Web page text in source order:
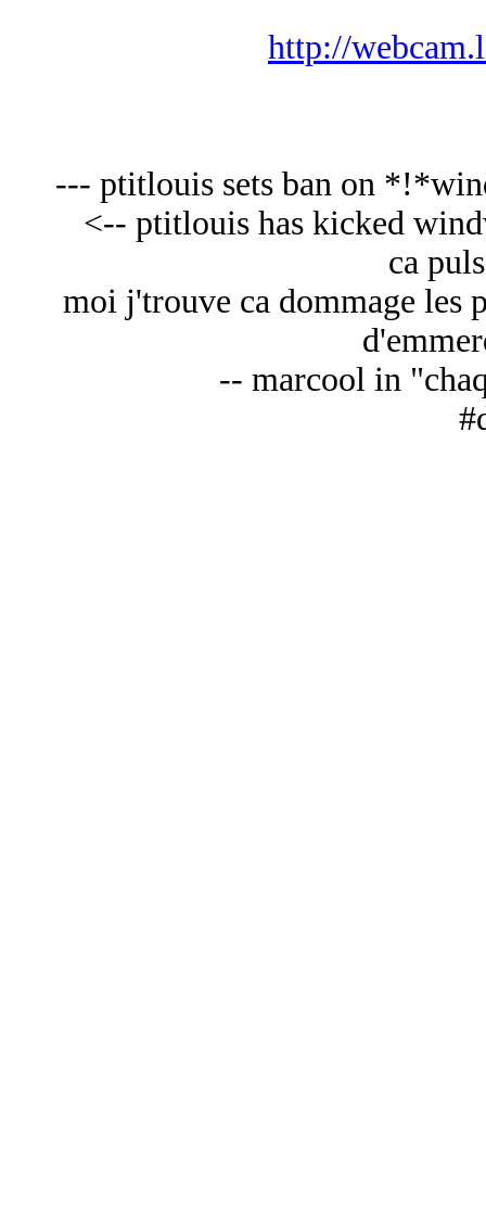
http://
--- ptitlouis sets ban on
<-- ptitlouis has kicked
ca
moi j'trouve ca dommage les
-- marcool in